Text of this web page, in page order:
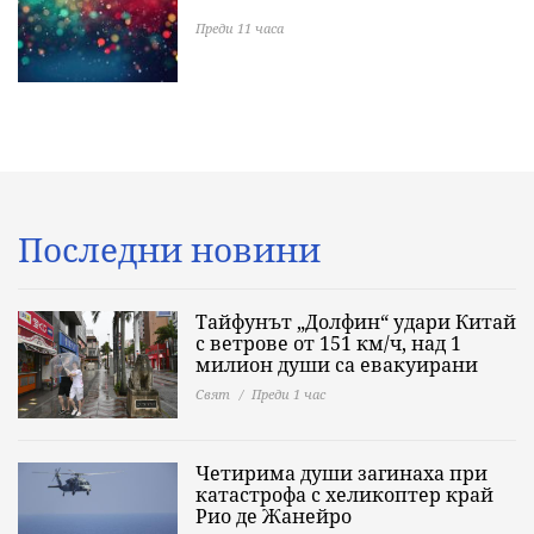
Преди 11 часа
Последни новини
Тайфунът „Долфин“ удари Китай
с ветрове от 151 км/ч, над 1
милион души са евакуирани
Свят Преди 1 час
Четирима души загинаха при
катастрофа с хеликоптер край
Рио де Жанейро